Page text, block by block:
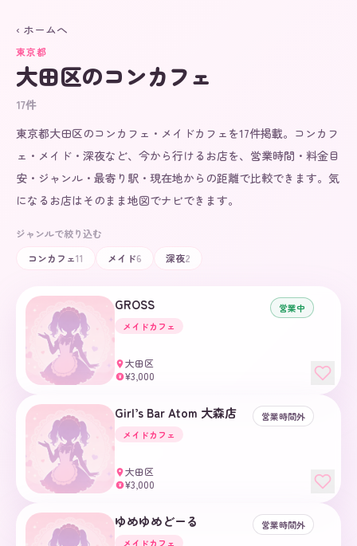
‹ ホームへ
東京都
大田区のコンカフェ
17件
東京都大田区のコンカフェ・メイドカフェを17件掲載。コンカフ
ェ・メイド・深夜など、今から行けるお店を、営業時間・料金目
安・ジャンル・最寄り駅・現在地からの距離で比較できます。気
になるお店はそのまま地図でナビできます。
ジャンルで絞り込む
コンカフェ11 メイド6 深夜2
GROSS
営業中
メイドカフェ
大田区
¥ ¥3,000
Girl’s Bar Atom 大森店
営業時間外
メイドカフェ
大田区
¥ ¥3,000
ゆめゆめどーる
営業時間外
メイドカフェ